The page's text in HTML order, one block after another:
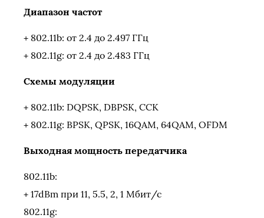
Диапазон частот
+ 802.11b: от 2.4 до 2.497 ГГц
+ 802.11g: от 2.4 до 2.483 ГГц
Схемы модуляции
+ 802.11b: DQPSK, DBPSK, CCK
+ 802.11g: BPSK, QPSK, 16QAM, 64QAM, OFDM
Выходная мощность передатчика
802.11b:
+ 17dBm при 11, 5.5, 2, 1 Мбит/с
802.11g: